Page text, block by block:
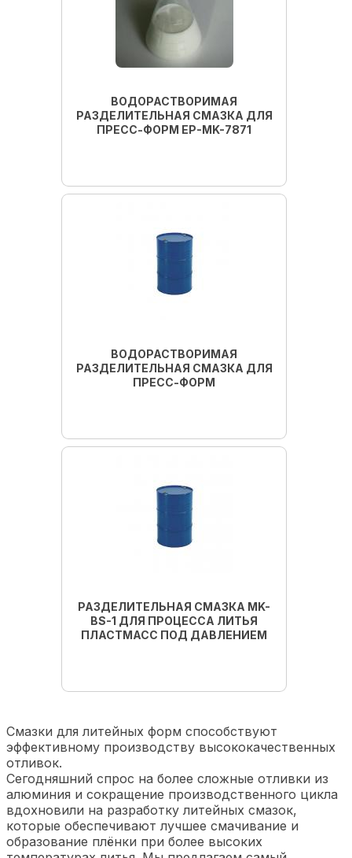
Подробнее
ВОДОРАСТВОРИМАЯ
РАЗДЕЛИТЕЛЬНАЯ СМАЗКА ДЛЯ
ПРЕСС-ФОРМ EP-MK-7871
Подробнее
ВОДОРАСТВОРИМАЯ
РАЗДЕЛИТЕЛЬНАЯ СМАЗКА ДЛЯ
ПРЕСС-ФОРМ
РАЗДЕЛИТЕЛЬНАЯ СМАЗКА MK-
BS-1 ДЛЯ ПРОЦЕССА ЛИТЬЯ
ПЛАСТМАСС ПОД ДАВЛЕНИЕМ
Смазки для литейных форм способствуют
эффективному производству высококачественных
отливок.
Сегодняшний спрос на более сложные отливки из
алюминия и сокращение производственного цикла
вдохновили на разработку литейных смазок,
которые обеспечивают лучшее смачивание и
образование плёнки при более высоких